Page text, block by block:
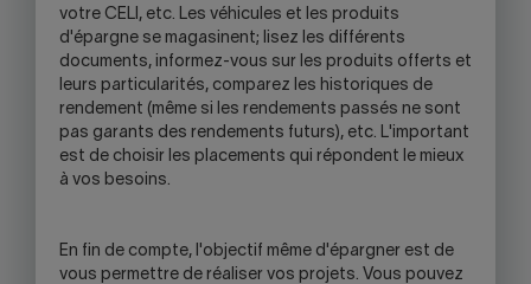
votre CELI, etc. Les véhicules et les produits
d'épargne se magasinent; lisez les différents
documents, informez-vous sur les produits offerts et
leurs particularités, comparez les historiques de
rendement (même si les rendements passés ne sont
pas garants des rendements futurs), etc. L'important
est de choisir les placements qui répondent le mieux
à vos besoins.
En fin de compte, l'objectif même d'épargner est de
vous permettre de réaliser vos projets. Vous pouvez